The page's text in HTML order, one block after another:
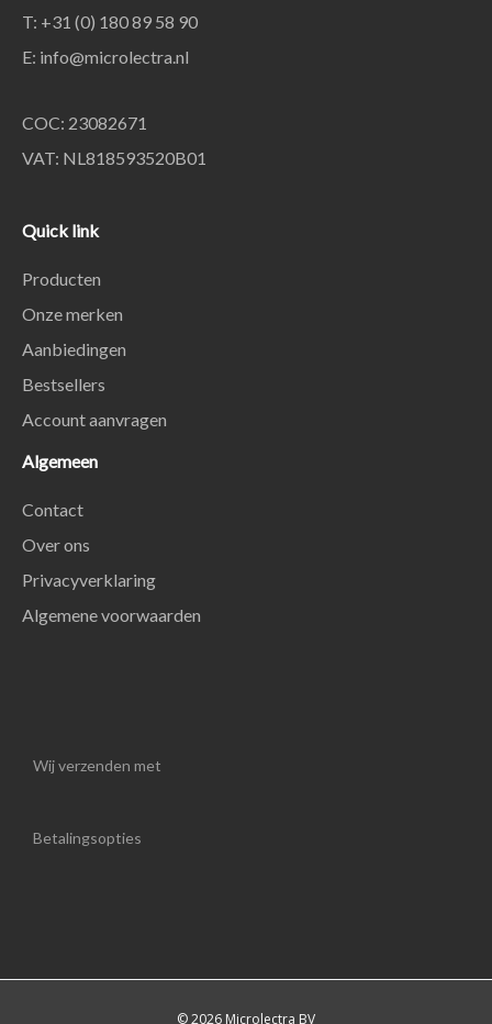
T: +31 (0) 180 89 58 90
E: info@microlectra.nl
COC: 23082671
VAT: NL818593520B01
Quick link
Producten
Onze merken
Aanbiedingen
Bestsellers
Account aanvragen
Algemeen
Contact
Over ons
Privacyverklaring
Algemene voorwaarden
Wij verzenden met
Betalingsopties
© 2026 Microlectra BV